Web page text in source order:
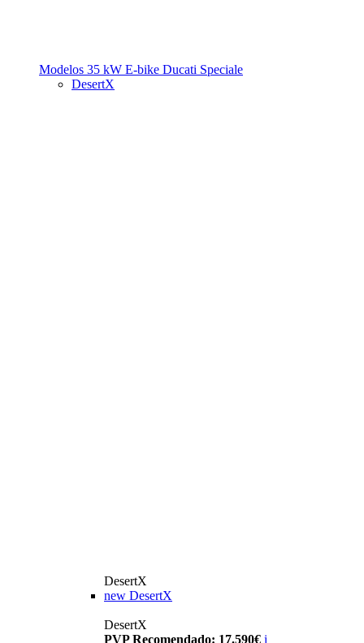
Modelos 35 kW E-bike Ducati Speciale
DesertX
DesertX
new DesertX
DesertX
PVP Recomendado: 17.590€ i